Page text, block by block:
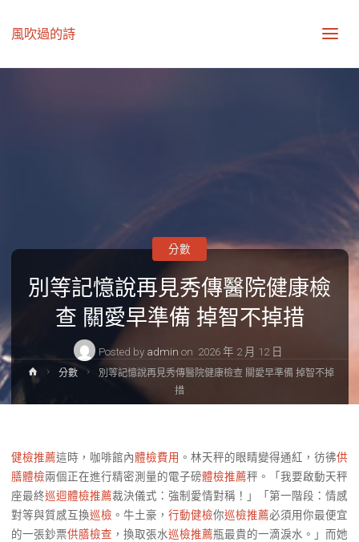
風吹過的詩
別等記憶說再見秀傳醫院健康檢
查 關愛早準備 掉智不掉措
Posted by admin on 2026 年 2 月 12 日
分數
Home分數
別等記憶說再見秀傳醫院健康檢查 關愛早準備 掉智不掉
措
健檢推薦這時，咖啡館內體檢費用 。林天秤的眼睛變得通紅，彷彿供
膳體檢兩個正在進行精密測量的電子磅體檢推薦秤。「我要啟動天秤
座最終巡迴體檢推薦裁決儀式：強制愛情對稱！」「第一階段：情感
對等與質感互換巡檢 。牛土豪， 行動健檢你巡檢推薦必須用你最便宜
的一張鈔票供膳檢查 ，換取張水巡檢推薦瓶最貴的一滴淚水。」而她